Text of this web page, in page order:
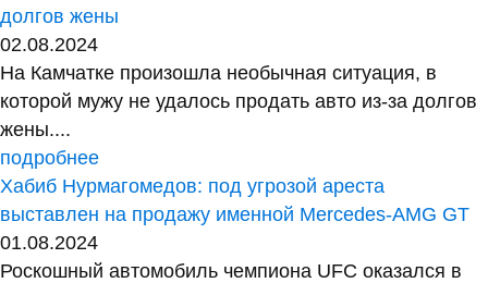
долгов жены
02.08.2024
На Камчатке произошла необычная ситуация, в
которой мужу не удалось продать авто из-за долгов
жены....
подробнее
Хабиб Нурмагомедов: под угрозой ареста
выставлен на продажу именной Mercedes-AMG GT
01.08.2024
Роскошный автомобиль чемпиона UFC оказался в